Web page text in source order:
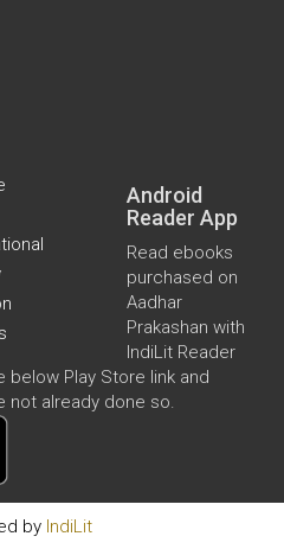
Android
Reader App
Read ebooks
purchased on
Aadhar
Prakashan with
IndiLit Reader
below Play Store link and
not already done so.
by IndiLit